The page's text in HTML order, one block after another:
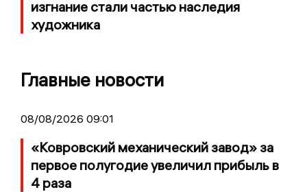
изгнание стали частью наследия
художника
Главные новости
08/08/2026 09:01
«Ковровский механический завод» за
первое полугодие увеличил прибыль в
4 раза